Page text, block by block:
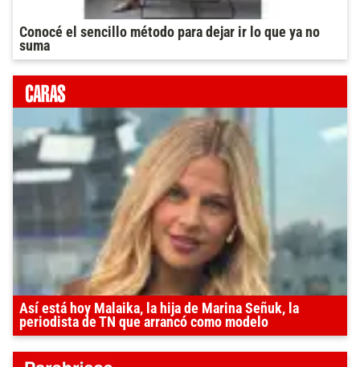
Conocé el sencillo método para dejar ir lo que ya no
suma
Así está hoy Malaika, la hija de Marina Señuk, la
periodista de TN que arrancó como modelo